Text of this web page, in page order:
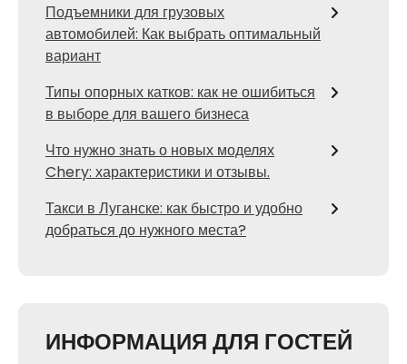
Подъемники для грузовых
автомобилей: Как выбрать оптимальный
вариант
Типы опорных катков: как не ошибиться
в выборе для вашего бизнеса
Что нужно знать о новых моделях
Chery: характеристики и отзывы.
Такси в Луганске: как быстро и удобно
добраться до нужного места?
ИНФОРМАЦИЯ ДЛЯ ГОСТЕЙ